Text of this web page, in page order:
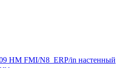
HM FMI/N8_ERP/in настенный